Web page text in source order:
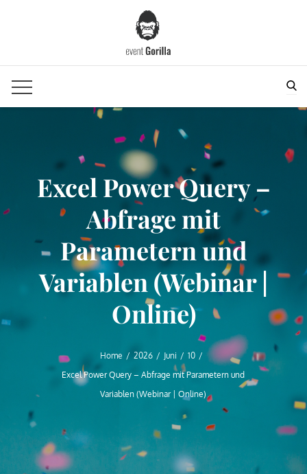
Excel Power Query –
Abfrage mit
Parametern und
Variablen (Webinar |
Online)
Home 2026 Juni
10
Excel Power Query – Abfrage mit Parametern und
Variablen (Webinar | Online)